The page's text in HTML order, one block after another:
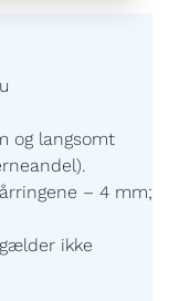
og langsomt
– 4 mm;
ikke